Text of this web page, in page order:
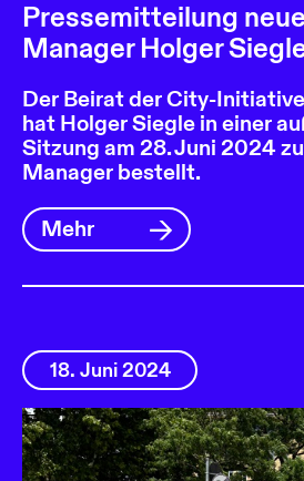
Pressemitteilung
Manager Holger
Der Beirat der City-
hat Holger Siegle in einer
Sitzung am 28. Juni 2024
Manager bestellt.
Mehr
18. Juni 2024